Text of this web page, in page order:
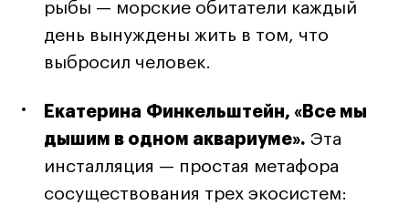
Fashion Summer
Проект с Microsoft
Подобрать программу
Войти в кампус
рыбы — морские обитатели каждый
день вынуждены жить в том, что
выбросил человек.
Екатерина Финкельштейн, «Все мы
дышим в одном аквариуме». Эта
инсталляция — простая метафора
сосуществования трех экосистем: